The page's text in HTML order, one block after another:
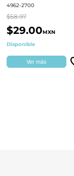
4962-2700
$58.97
$29.00MXN
Disponible
Ver más